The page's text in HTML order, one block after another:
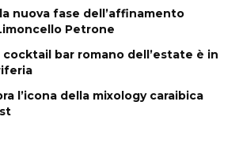
nuova fase dell’affinamento
Petrone
cocktail bar romano dell’estate è in
l’icona della mixology caraibica